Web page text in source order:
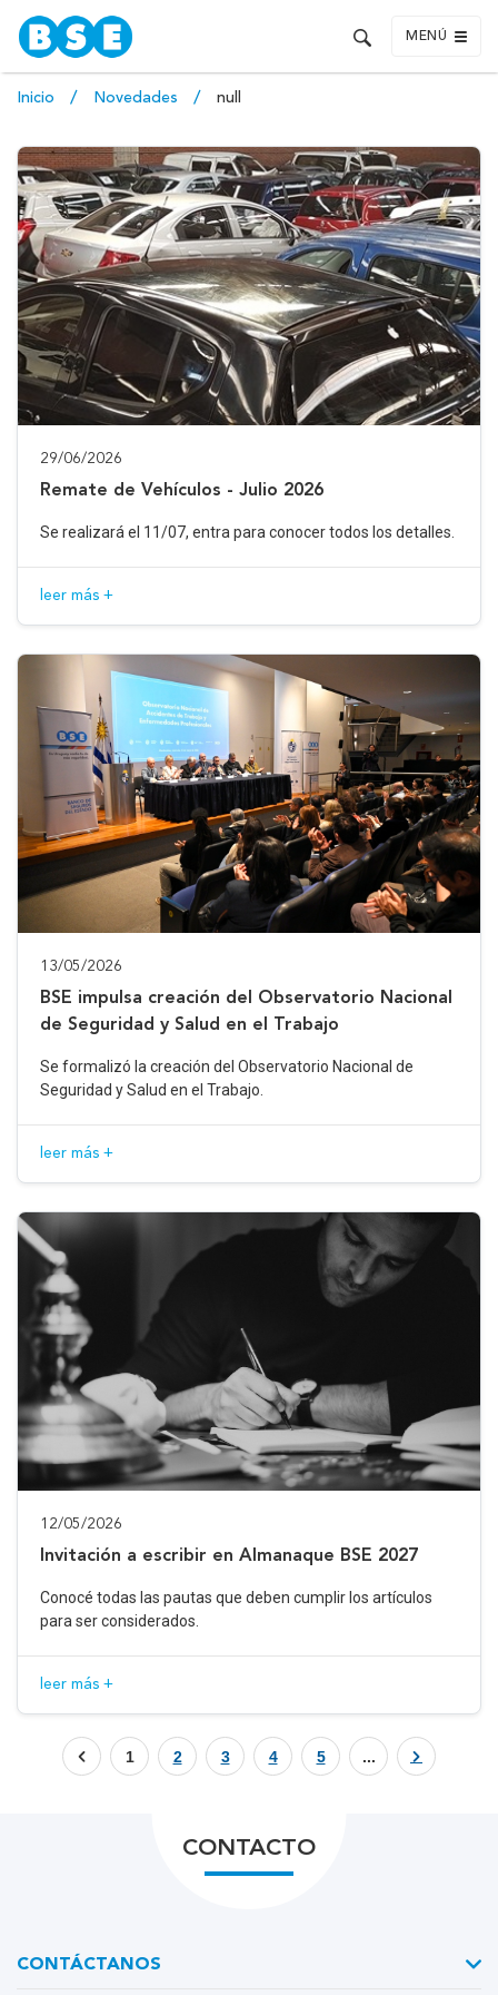
MENÚ
Inicio Novedades null
29/06/2026
Remate de Vehículos - Julio 2026
Se realizará el 11/07, entra para conocer todos los detalles.
leer más +
13/05/2026
BSE impulsa creación del Observatorio Nacional
de Seguridad y Salud en el Trabajo
Se formalizó la creación del Observatorio Nacional de
Seguridad y Salud en el Trabajo.
leer más +
12/05/2026
Invitación a escribir en Almanaque BSE 2027
Conocé todas las pautas que deben cumplir los artículos
para ser considerados.
leer más +
1 2 3 4 5 ...
CONTACTO
CONTÁCTANOS